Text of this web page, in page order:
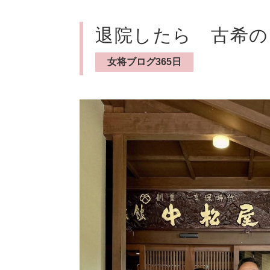
退院したら 古希
女将ブログ365日